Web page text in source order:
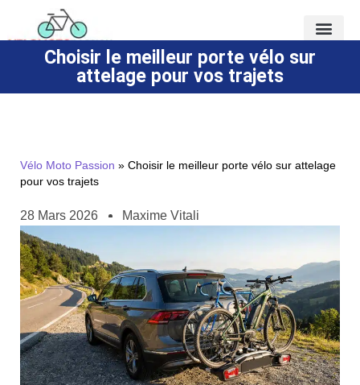
Choisir le meilleur porte vélo sur
attelage pour vos trajets
Vélo Moto Passion » Choisir le meilleur porte vélo sur attelage
pour vos trajets
28 Mars 2026 Maxime Vitali